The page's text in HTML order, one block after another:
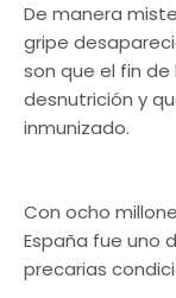
De manera
gripe
son que el fin de
desnutrición y
inmunizado.
Con ocho
España fue uno
precarias